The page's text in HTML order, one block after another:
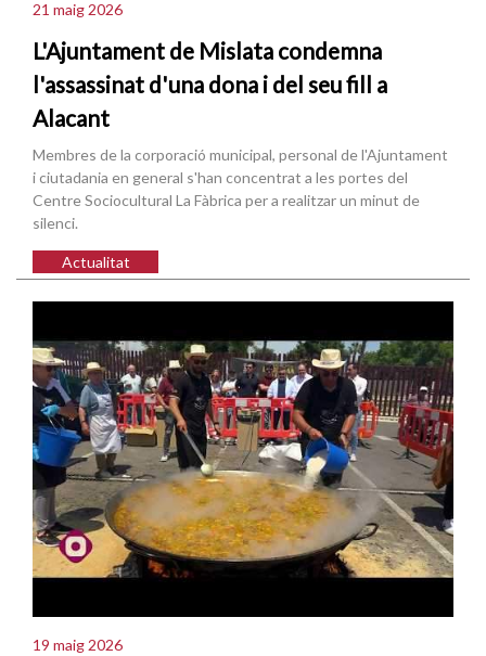
21 maig 2026
L'Ajuntament de Mislata condemna
l'assassinat d'una dona i del seu fill a
Alacant
Membres de la corporació municipal, personal de l'Ajuntament
i ciutadania en general s'han concentrat a les portes del
Centre Sociocultural La Fàbrica per a realitzar un minut de
silenci.
Actualitat
19 maig 2026